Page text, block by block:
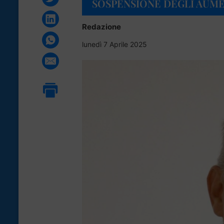
SOSPENSIONE DEGLI
Redazione
lunedì 7 Aprile 2025